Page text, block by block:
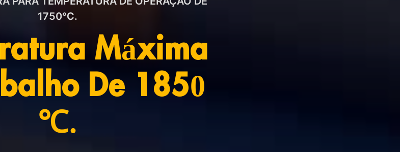
1750℃.
Máxima
De 1850
℃.